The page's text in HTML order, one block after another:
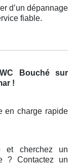
d’un dépannage
fiable.
Bouché sur
!
en charge rapide
et cherchez un
? Contactez un